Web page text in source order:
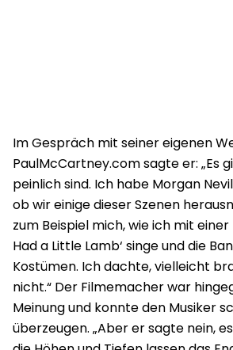
Im Gespräch mit seiner eigenen
PaulMcCartney.com sagte er: „Es
peinlich sind. Ich habe Morgan
ob wir einige dieser Szenen
zum Beispiel mich, wie ich mit einer
Had a Little Lamb‘ singe und die
Kostümen. Ich dachte, vielleicht
nicht.“ Der Filmemacher war
Meinung und konnte den Musiker
überzeugen. „Aber er sagte nein,